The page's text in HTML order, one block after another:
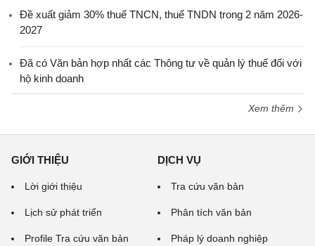
Đề xuất giảm 30% thuế TNCN, thuế TNDN trong 2 năm 2026-
2027
Đã có Văn bản hợp nhất các Thông tư về quản lý thuế đối với
hộ kinh doanh
Xem thêm
GIỚI THIỆU
Lời giới thiệu
Lịch sử phát triển
Profile Tra cứu văn bản
DỊCH VỤ
Tra cứu văn bản
Phân tích văn bản
Pháp lý doanh nghiệp